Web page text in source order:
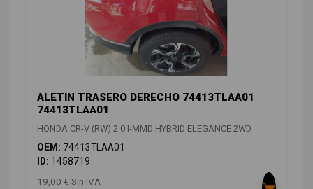
ALETIN TRASERO DERECHO 74413TLAA01
74413TLAA01
HONDA CR-V (RW) 2.0 I-MMD HYBRID ELEGANCE 2WD
OEM: 74413TLAA01
ID: 1458719
19,00 € Sin IVA